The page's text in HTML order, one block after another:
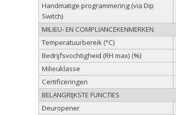
Handmatige programmering (via Dip
Switch)
MILIEU- EN COMPLIANCEKENMERKEN
Temperatuurbereik (°C)
Bedrijfsvochtigheid (RH max) (%)
Milieuklasse
Certificeringen
BELANGRIJKSTE FUNCTIES
Deuropener